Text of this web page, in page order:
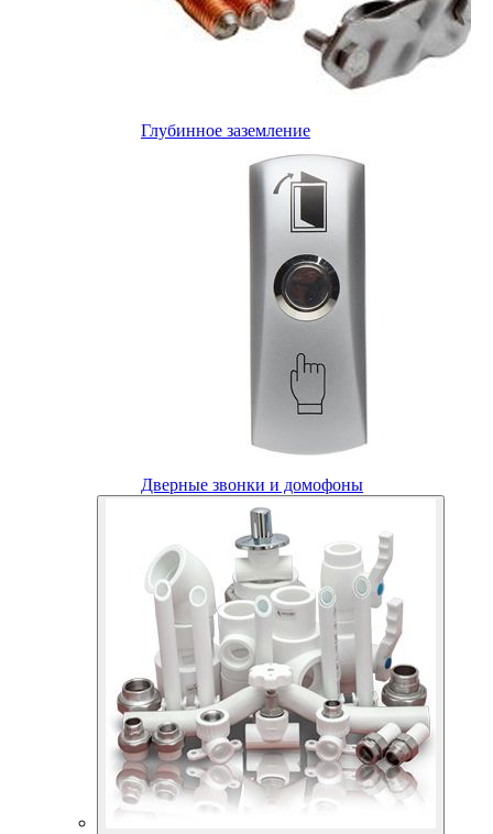
Глубинное заземление
Дверные звонки и домофоны